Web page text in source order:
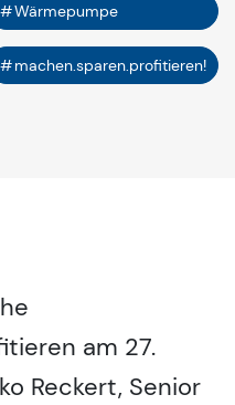
Wärmepumpe
machen.sparen.profitieren!
am 27.
Reckert, Senior